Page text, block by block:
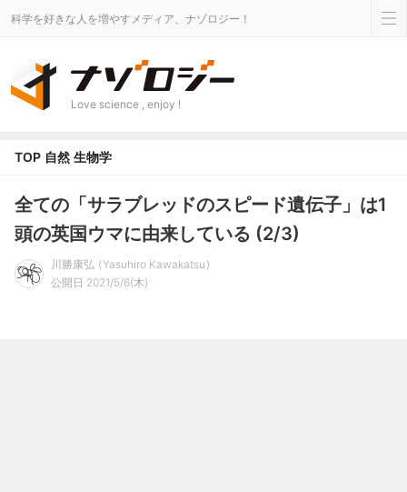
科学を好きな人を増やすメディア、ナゾロジー！
Love science , enjoy !
TOP 自然 生物学
全ての「サラブレッドのスピード遺伝子」は1
頭の英国ウマに由来している (2/3)
川勝康弘
Yasuhiro Kawakatsu
公開日 2021/5/6(木)